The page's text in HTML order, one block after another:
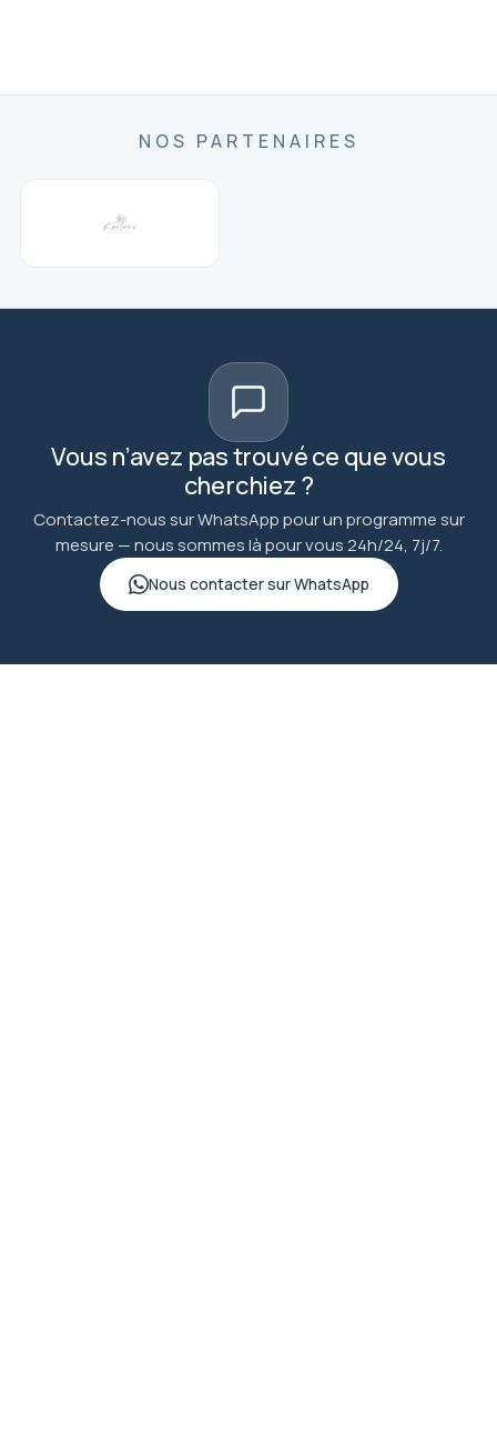
NOS PARTENAIRES
Vous n’avez pas trouvé ce que vous
cherchiez ?
Contactez-nous sur WhatsApp pour un programme sur
mesure — nous sommes là pour vous 24h/24, 7j/7.
Nous contacter sur WhatsApp